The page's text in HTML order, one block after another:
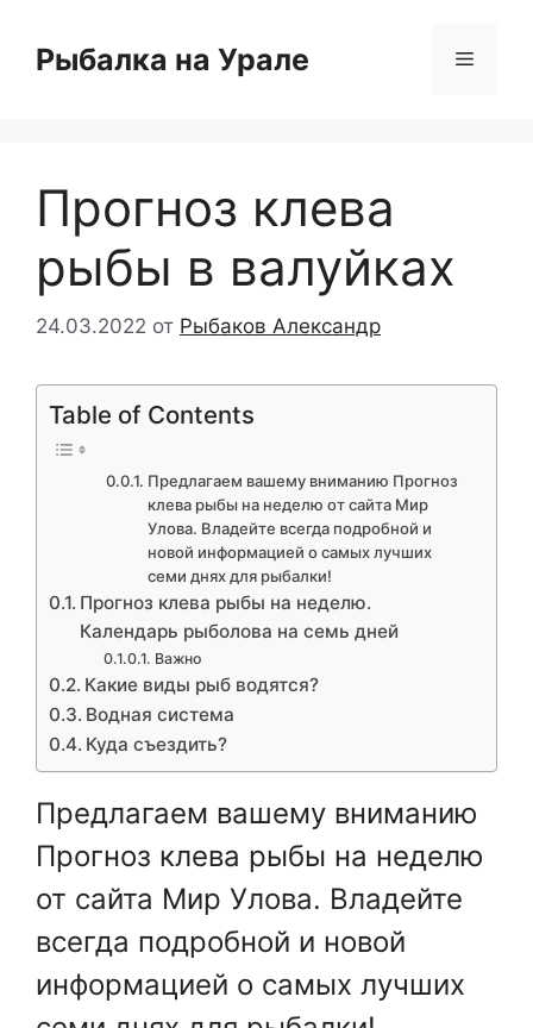
содержимому
Рыбалка на Урале Меню
Прогноз клева
рыбы в валуйках
24.03.2022 от Рыбаков Александр
Table of Contents
Предлагаем вашему вниманию Прогноз
клева рыбы на неделю от сайта Мир
Улова. Владейте всегда подробной и
новой информацией о самых лучших
семи днях для рыбалки!
Прогноз клева рыбы на неделю.
Календарь рыболова на семь дней
Важно
Какие виды рыб водятся?
Водная система
Куда съездить?
Предлагаем вашему вниманию
Прогноз клева рыбы на неделю
от сайта Мир Улова. Владейте
всегда подробной и новой
информацией о самых лучших